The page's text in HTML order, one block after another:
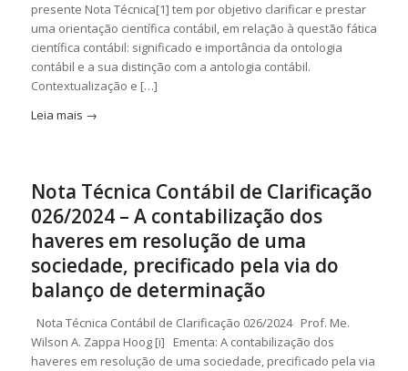
presente Nota Técnica[1] tem por objetivo clarificar e prestar
uma orientação científica contábil, em relação à questão fática
científica contábil: significado e importância da ontologia
contábil e a sua distinção com a antologia contábil.
Contextualização e […]
Leia mais →
Nota Técnica Contábil de Clarificação
026/2024 – A contabilização dos
haveres em resolução de uma
sociedade, precificado pela via do
balanço de determinação
Nota Técnica Contábil de Clarificação 026/2024 Prof. Me.
Wilson A. Zappa Hoog [i] Ementa: A contabilização dos
haveres em resolução de uma sociedade, precificado pela via